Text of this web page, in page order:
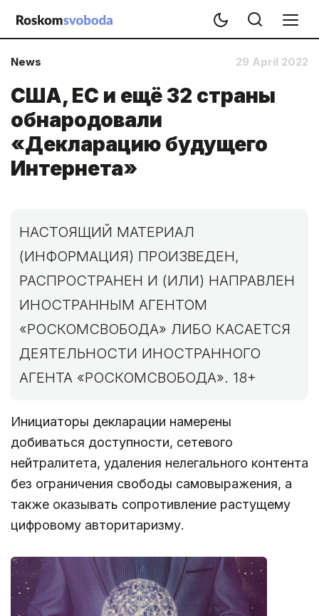
News 29 April 2022
США, ЕС и ещё 32 страны
обнародовали
«Декларацию будущего
Интернета»
НАСТОЯЩИЙ МАТЕРИАЛ
(ИНФОРМАЦИЯ) ПРОИЗВЕДЕН,
РАСПРОСТРАНЕН И (ИЛИ) НАПРАВЛЕН
ИНОСТРАННЫМ АГЕНТОМ
«РОСКОМСВОБОДА» ЛИБО КАСАЕТСЯ
ДЕЯТЕЛЬНОСТИ ИНОСТРАННОГО
АГЕНТА «РОСКОМСВОБОДА». 18+
Инициаторы декларации намерены
добиваться доступности, сетевого
нейтралитета, удаления нелегального контента
без ограничения свободы самовыражения, а
также оказывать сопротивление растущему
цифровому авторитаризму.